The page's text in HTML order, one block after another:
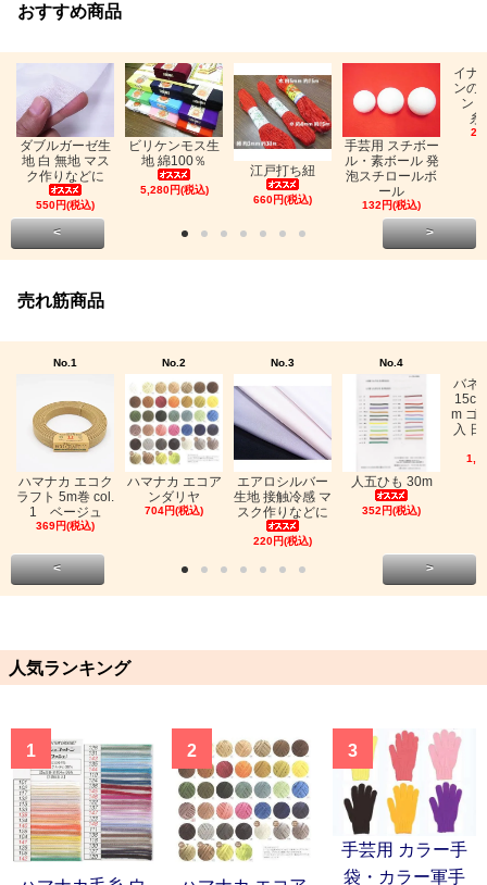
おすすめ商品
ダブルガーゼ生
地 白 無地 マス
ク作りなどに
550円(税込)
ビリケンモス生
地 綿100％
5,280円(税込)
江戸打ち紐
660円(税込)
手芸用 スチボー
ル・素ボール 発
泡スチロールボ
ール
132円(税込)
イナ
ンの
ン
糸
< >
売れ筋商品
No.1
ハマナカ エコク
ラフト 5m巻 col.
1 ベージュ
369円(税込)
No.2
ハマナカ エコア
ンダリヤ
704円(税込)
No.3
エアロシルバー
生地 接触冷感 マ
スク作りなどに
220円(税込)
No.4
人五ひも 30m
352円(税込)
バネ
m ゴ
入
< >
人気ランキング
1 2 3
手芸用 カラー手
袋・カラー軍手